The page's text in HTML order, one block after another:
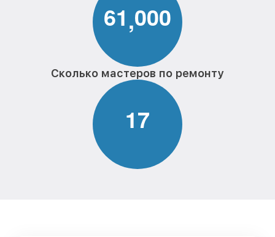
61,000
Сколько мастеров по ремонту
17